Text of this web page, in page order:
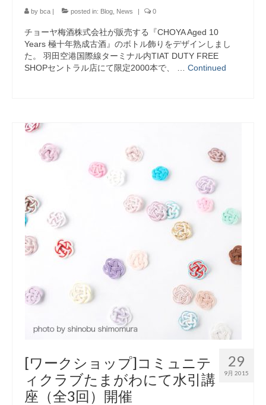
by bca | posted in: Blog News | 0
チョーヤ梅酒株式会社が販売する『CHOYA Aged 10
Years 極十年熟成古酒』のボトル飾りをデザインしまし
た。 羽田空港国際線ターミナル内TIAT DUTY FREE
SHOPセントラル店にて限定2000本で、 … Continued
29
9月 2015
[ワークショップ]コミュニテ
ィクラブたまがわにて水引講
座（全3回）開催